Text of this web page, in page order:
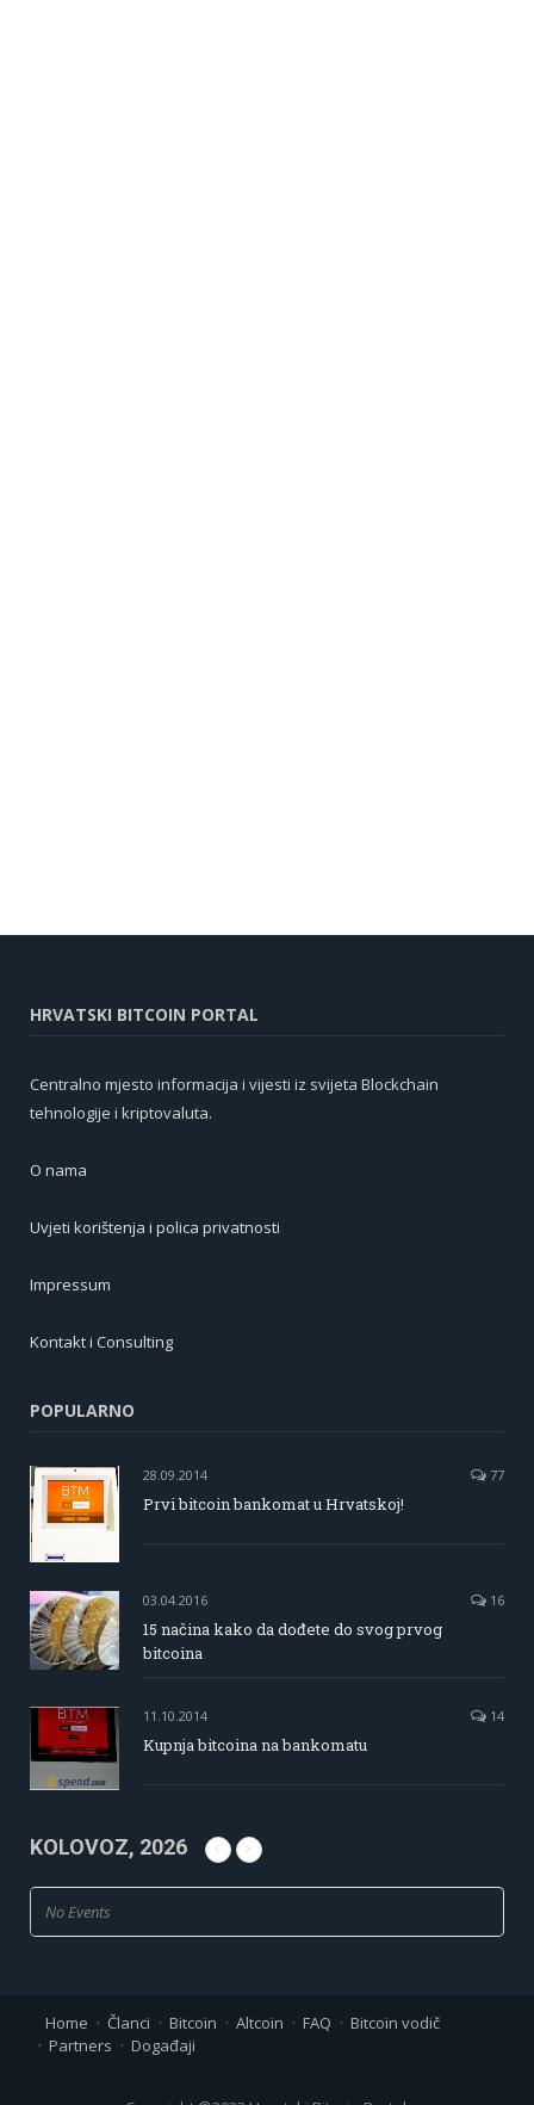
HRVATSKI BITCOIN PORTAL
Centralno mjesto informacija i vijesti iz svijeta Blockchain
tehnologije i kriptovaluta.
O nama
Uvjeti korištenja i polica privatnosti
Impressum
Kontakt i Consulting
POPULARNO
28.09.2014 77
Prvi bitcoin bankomat u Hrvatskoj!
03.04.2016 16
15 načina kako da dođete do svog prvog
bitcoina
11.10.2014 14
Kupnja bitcoina na bankomatu
KOLOVOZ, 2026
No Events
Home Članci Bitcoin Altcoin FAQ
Bitcoin vodič
Partners
Događaji